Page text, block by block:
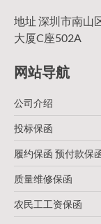
地址 深圳市南山
大厦C座502A
网站导航
公司介绍
投标保函
履约保函 预付款保
质量维修保函
农民工工资保函